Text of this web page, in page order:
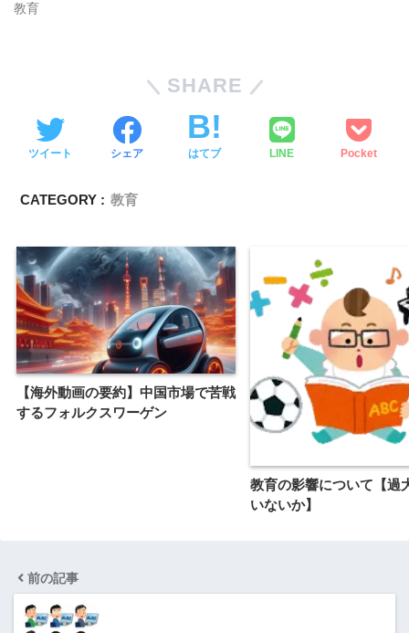
教育
SHARE
ツイート シェア はてブ LINE Pocket
CATEGORY : 教育
【海外動画の要約】中国市場で苦戦
するフォルクスワーゲン
教育の影響について【過
いないか】
前の記事